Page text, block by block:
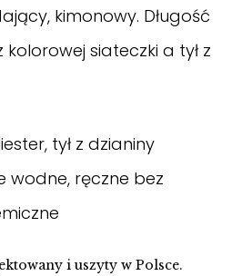
kimonowy. Długość
siateczki a tył z
tył z dzianiny
wodne, ręczne bez
i uszyty w Polsce.